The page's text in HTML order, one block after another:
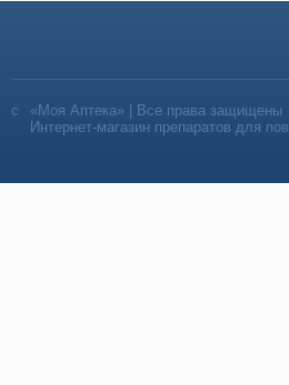
«Моя Аптека» | Все права защищены
Интернет-магазин препаратов для